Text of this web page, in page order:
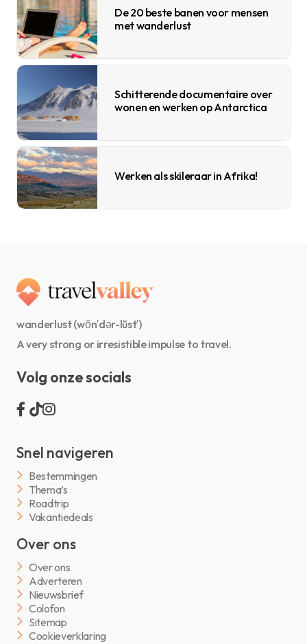
De 20 beste banen voor mensen
met wanderlust
Schitterende documentaire over
wonen en werken op Antarctica
Werken als skileraar in Afrika!
wanderlust (wŏn′dər-lŭst′)
A very strong or irresistible impulse to travel.
Volg onze socials
Snel navigeren
Bestemmingen
Thema’s
Roadtrip
Vakantiedeals
Over ons
Over ons
Adverteren
Nieuwsbrief
Colofon
Sitemap
Cookieverklaring